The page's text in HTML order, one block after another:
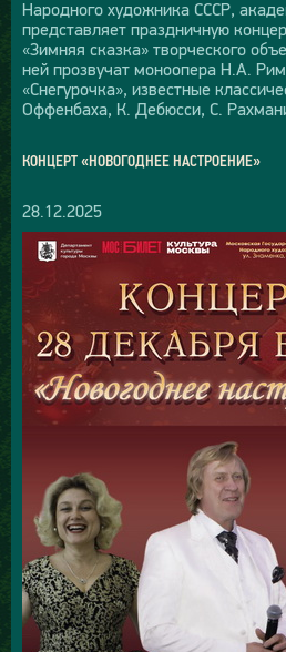
Народного художника СССР,
представляет праздничную
«Зимняя сказка» творческого
ней прозвучат моноопера Н.А.
«Снегурочка», известные
Оффенбаха, К. Дебюсси, С.
КОНЦЕРТ «НОВОГОДНЕЕ НАСТРОЕНИЕ»
28.12.2025